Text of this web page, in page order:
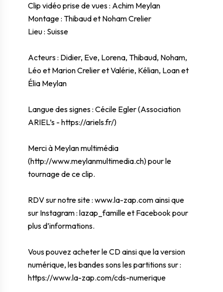
Clip vidéo prise de vues : Achim Meylan
Montage : Thibaud et Noham Crelier
Lieu : Suisse
Acteurs : Didier, Eve, Lorena, Thibaud, Noham,
Léo et Marion Crelier et Valérie, Kélian, Loan et
Élia Meylan
Langue des signes : Cécile Egler (Association
ARIEL’s - https://ariels.fr/)
Merci à Meylan multimédia
(http://www.meylanmultimedia.ch) pour le
tournage de ce clip.
RDV sur notre site : www.la-zap.comainsi que
sur Instagram : lazap_famille et Facebook pour
plus d’informations.
Vous pouvez acheter le CD ainsi que la version
numérique, les bandes sons les partitions sur :
https://www.la-zap.com/cds-numerique